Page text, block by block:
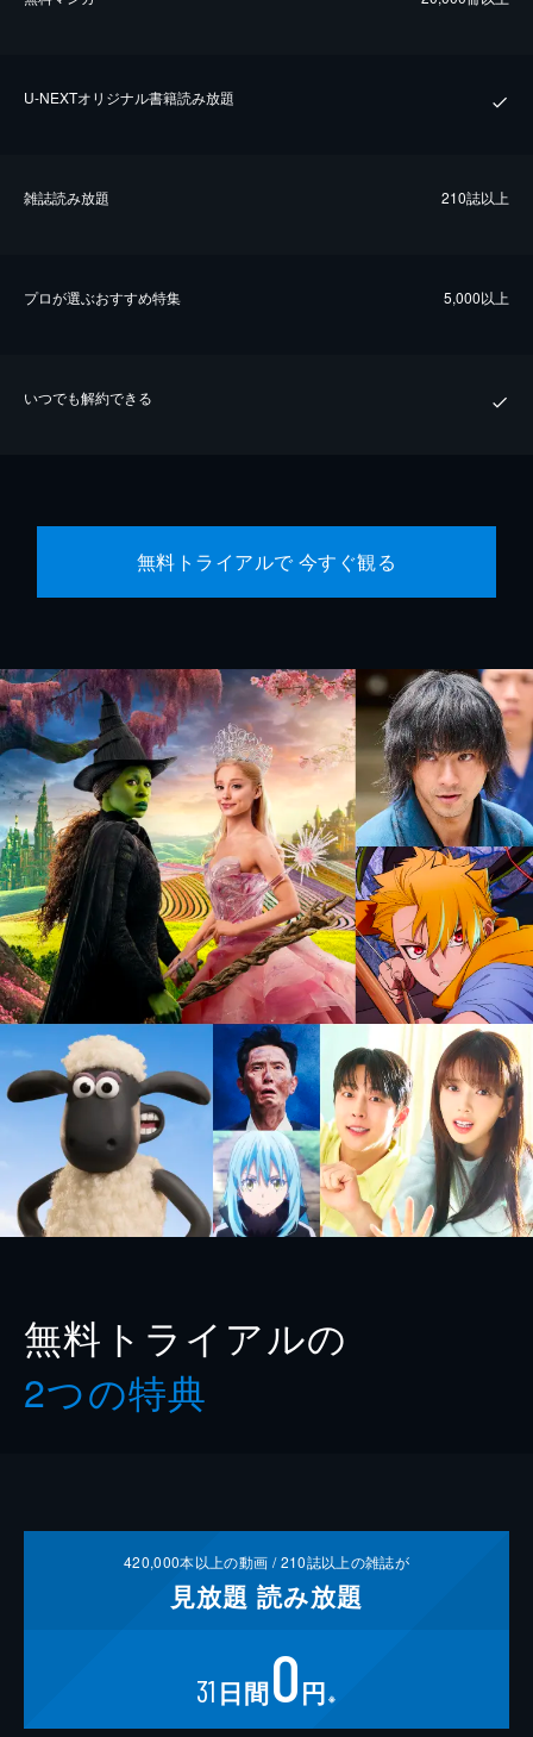
U-NEXTオリジナル書籍読み放題
雑誌読み放題 210誌以上
プロが選ぶおすすめ特集 5,000以上
いつでも解約できる
無料トライアルで 今すぐ観る
無料トライアルの
2つの特典
420,000本以上の動画 /210誌以上の雑誌が
見放題 読み放題
31 日間0円 ※